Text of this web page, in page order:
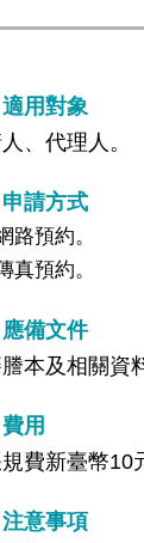
用對象
、代理人。
請方式
路預約。
真預約。
備文件
本及相關資
用
費新臺幣10
意事項